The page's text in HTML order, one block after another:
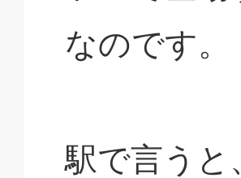
なのです。
駅で言うと